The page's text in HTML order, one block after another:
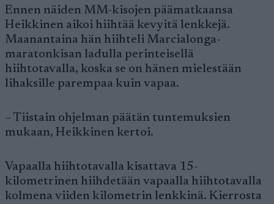
Ennen näiden MM-kisojen päämatkaansa
Heikkinen aikoi hiihtää kevyitä lenkkejä.
Maanantaina hän hiihteli Marcialonga-
maratonkisan ladulla perinteisellä
hiihtotavalla, koska se on hänen mielestään
lihaksille parempaa kuin vapaa.
– Tiistain ohjelman päätän tuntemuksien
mukaan, Heikkinen kertoi.
Vapaalla hiihtotavalla kisattava 15-
kilometrinen hiihdetään vapaalla hiihtotavalla
kolmena viiden kilometrin lenkkinä. Kierrosta